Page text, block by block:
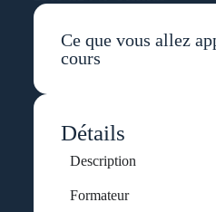
Ce que vous allez
cours
Détails
Description
Formateur